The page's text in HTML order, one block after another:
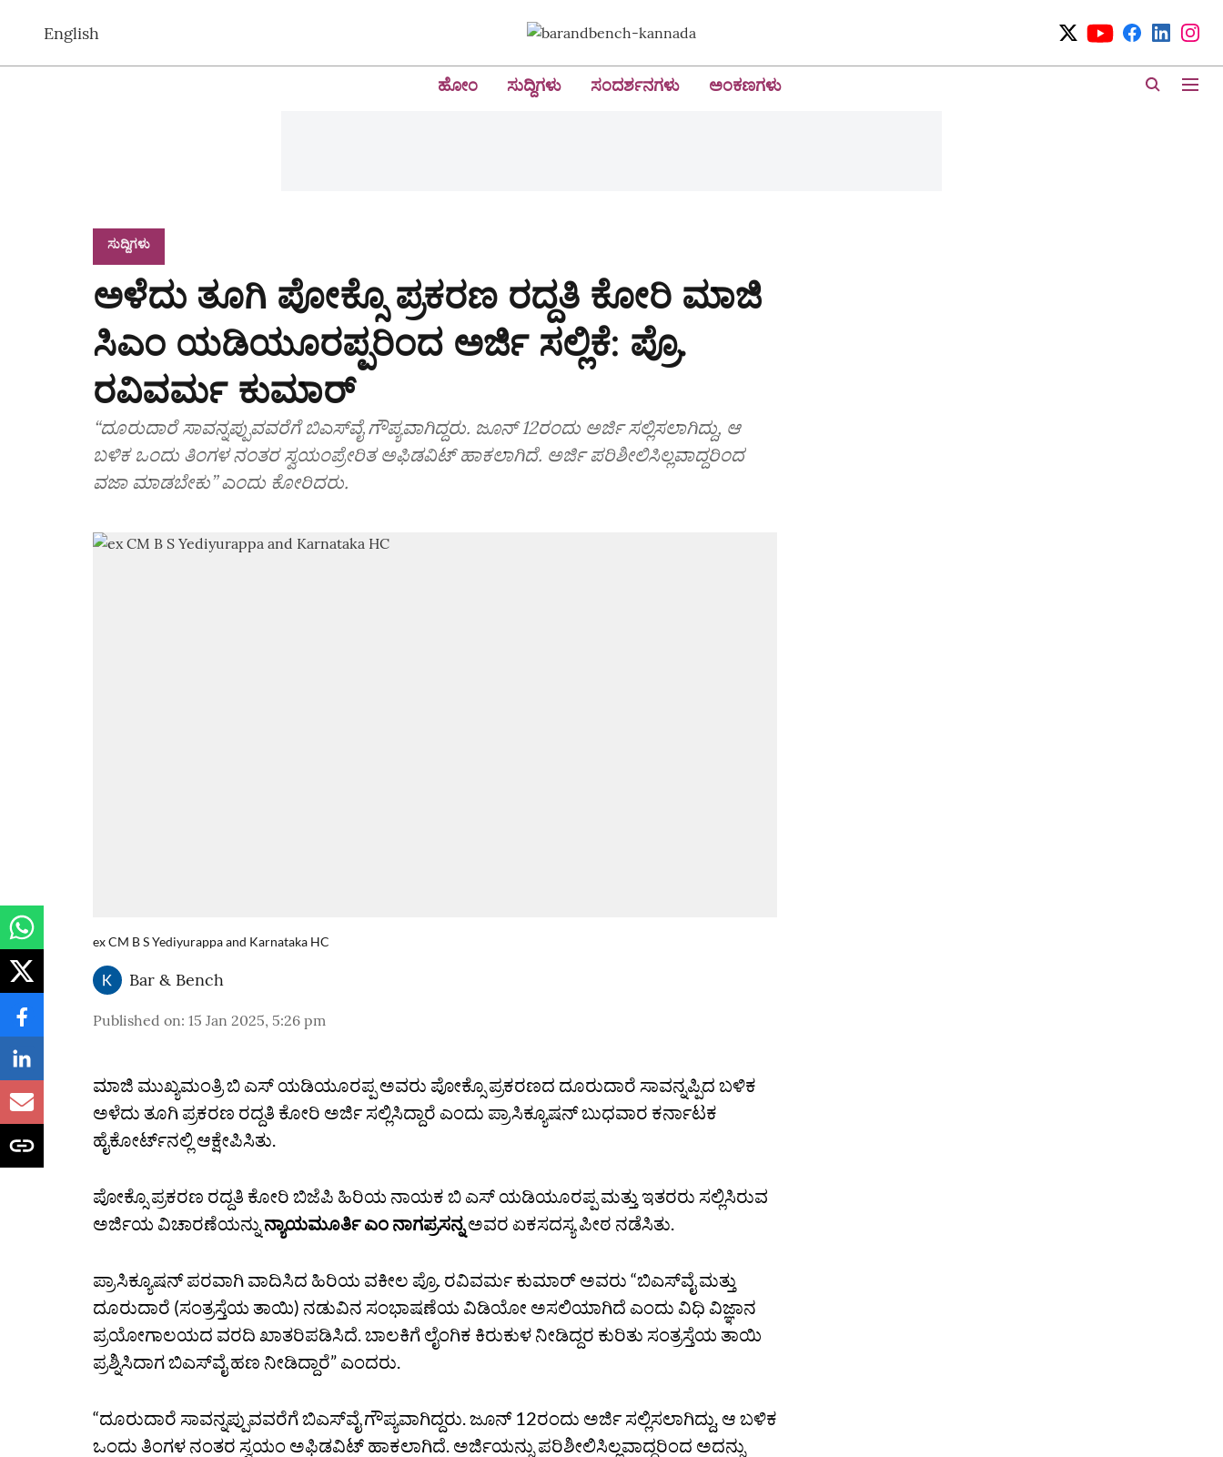
English
ಹೋಂ ಸುದ್ದಿಗಳು ಸಂದರ್ಶನಗಳು ಅಂಕಣಗಳು
ಸುದ್ದಿಗಳು
ಅಳೆದು ತೂಗಿ ಪೋಕ್ಸೊ ಪ್ರಕರಣ ರದ್ದತಿ ಕೋರಿ ಮಾಜಿ
ಸಿಎಂ ಯಡಿಯೂರಪ್ಪರಿಂದ ಅರ್ಜಿ ಸಲ್ಲಿಕೆ: ಪ್ರೊ.
ರವಿವರ್ಮ ಕುಮಾರ್‌
“ದೂರುದಾರೆ ಸಾವನ್ನಪ್ಪುವವರೆಗೆ ಬಿಎಸ್‌ವೈ ಗೌಪ್ಯವಾಗಿದ್ದರು. ಜೂನ್‌ 12ರಂದು ಅರ್ಜಿ ಸಲ್ಲಿಸಲಾಗಿದ್ದು, ಆ
ಬಳಿಕ ಒಂದು ತಿಂಗಳ ನಂತರ ಸ್ವಯಂಪ್ರೇರಿತ ಅಫಿಡವಿಟ್‌ ಹಾಕಲಾಗಿದೆ. ಅರ್ಜಿ ಪರಿಶೀಲಿಸಿಲ್ಲವಾದ್ದರಿಂದ
ವಜಾ ಮಾಡಬೇಕು” ಎಂದು ಕೋರಿದರು.
ex CM B S Yediyurappa and Karnataka HC
Bar & Bench
Published on: 15 Jan 2025, 5:26 pm
ಮಾಜಿ ಮುಖ್ಯಮಂತ್ರಿ ಬಿ ಎಸ್‌ ಯಡಿಯೂರಪ್ಪ ಅವರು ಪೋಕ್ಸೊ ಪ್ರಕರಣದ ದೂರುದಾರೆ ಸಾವನ್ನಪ್ಪಿದ ಬಳಿಕ
ಅಳೆದು ತೂಗಿ ಪ್ರಕರಣ ರದ್ದತಿ ಕೋರಿ ಅರ್ಜಿ ಸಲ್ಲಿಸಿದ್ದಾರೆ ಎಂದು ಪ್ರಾಸಿಕ್ಯೂಷನ್‌ ಬುಧವಾರ ಕರ್ನಾಟಕ
ಹೈಕೋರ್ಟ್‌ನಲ್ಲಿ ಆಕ್ಷೇಪಿಸಿತು.
ಪೋಕ್ಸೊ ಪ್ರಕರಣ ರದ್ದತಿ ಕೋರಿ ಬಿಜೆಪಿ ಹಿರಿಯ ನಾಯಕ ಬಿ ಎಸ್‌ ಯಡಿಯೂರಪ್ಪ ಮತ್ತು ಇತರರು ಸಲ್ಲಿಸಿರುವ
ಅರ್ಜಿಯ ವಿಚಾರಣೆಯನ್ನು ನ್ಯಾಯಮೂರ್ತಿ ಎಂ ನಾಗಪ್ರಸನ್ನಅವರ ಏಕಸದಸ್ಯ ಪೀಠ ನಡೆಸಿತು.
ಪ್ರಾಸಿಕ್ಯೂಷನ್‌ ಪರವಾಗಿ ವಾದಿಸಿದ ಹಿರಿಯ ವಕೀಲ ಪ್ರೊ. ರವಿವರ್ಮ ಕುಮಾರ್‌ ಅವರು “ಬಿಎಸ್‌ವೈ ಮತ್ತು
ದೂರುದಾರೆ (ಸಂತ್ರಸ್ತೆಯ ತಾಯಿ) ನಡುವಿನ ಸಂಭಾಷಣೆಯ ವಿಡಿಯೋ ಅಸಲಿಯಾಗಿದೆ ಎಂದು ವಿಧಿ ವಿಜ್ಞಾನ
ಪ್ರಯೋಗಾಲಯದ ವರದಿ ಖಾತರಿಪಡಿಸಿದೆ. ಬಾಲಕಿಗೆ ಲೈಂಗಿಕ ಕಿರುಕುಳ ನೀಡಿದ್ದರ ಕುರಿತು ಸಂತ್ರಸ್ತೆಯ ತಾಯಿ
ಪ್ರಶ್ನಿಸಿದಾಗ ಬಿಎಸ್‌ವೈ ಹಣ ನೀಡಿದ್ದಾರೆ” ಎಂದರು.
“ದೂರುದಾರೆ ಸಾವನ್ನಪ್ಪುವವರೆಗೆ ಬಿಎಸ್‌ವೈ ಗೌಪ್ಯವಾಗಿದ್ದರು. ಜೂನ್‌ 12ರಂದು ಅರ್ಜಿ ಸಲ್ಲಿಸಲಾಗಿದ್ದು, ಆ ಬಳಿಕ
ಒಂದು ತಿಂಗಳ ನಂತರ ಸ್ವಯಂ ಅಫಿಡವಿಟ್‌ ಹಾಕಲಾಗಿದೆ. ಅರ್ಜಿಯನ್ನು ಪರಿಶೀಲಿಸಿಲ್ಲವಾದ್ದರಿಂದ ಅದನ್ನು